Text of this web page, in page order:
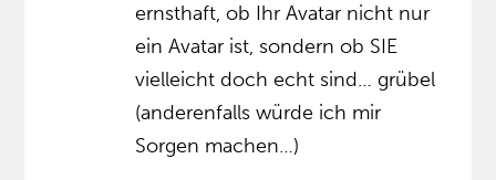
ernsthaft, ob Ihr Avatar nicht nur
ein Avatar ist, sondern ob SIE
vielleicht doch echt sind… grübel
(anderenfalls würde ich mir
Sorgen machen…)